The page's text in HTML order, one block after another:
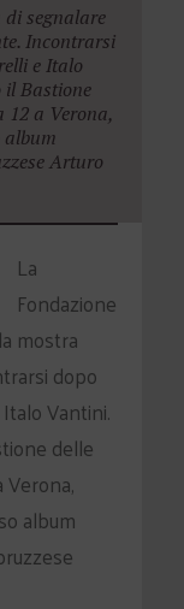
segnalare
Incontrarsi
e Italo
il Bastione
a Verona,
Arturo
La
Fondazione
mostra
dopo
Vantini.
delle
Verona,
album